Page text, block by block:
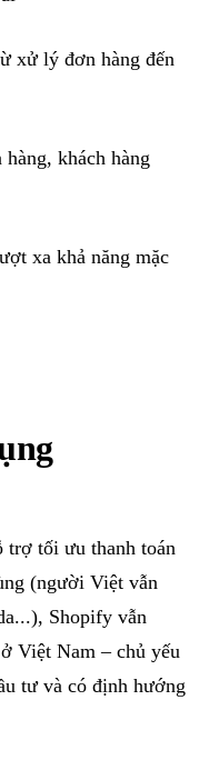
xử lý đơn hàng đến
khách hàng
xa khả năng mặc
trợ tối ưu thanh toán
(người Việt vẫn
...), Shopify vẫn
Việt Nam – chủ yếu
tư và có định hướng